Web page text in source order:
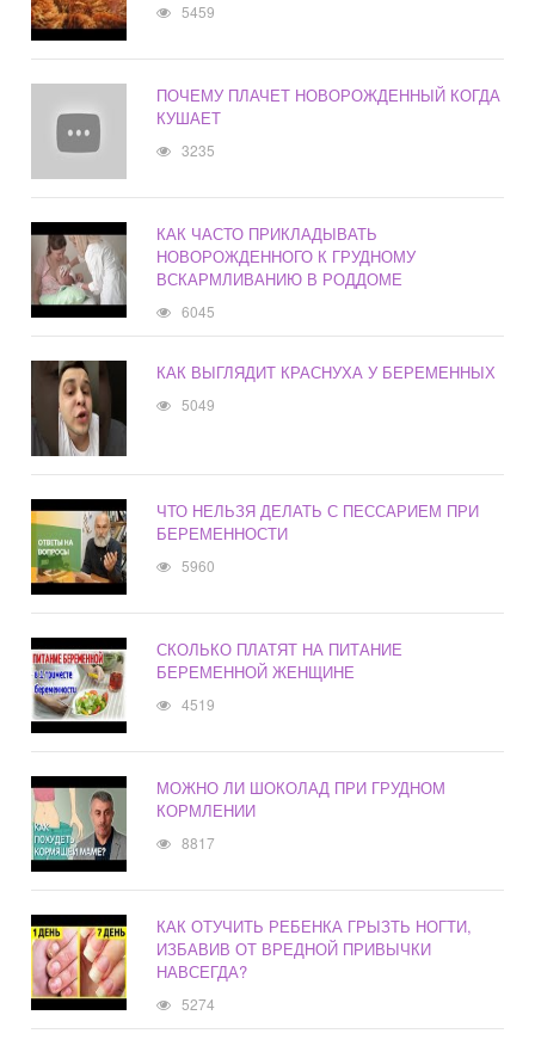
5459
ПОЧЕМУ ПЛАЧЕТ НОВОРОЖДЕННЫЙ КОГДА
КУШАЕТ
3235
КАК ЧАСТО ПРИКЛАДЫВАТЬ
НОВОРОЖДЕННОГО К ГРУДНОМУ
ВСКАРМЛИВАНИЮ В РОДДОМЕ
6045
КАК ВЫГЛЯДИТ КРАСНУХА У БЕРЕМЕННЫХ
5049
ЧТО НЕЛЬЗЯ ДЕЛАТЬ С ПЕССАРИЕМ ПРИ
БЕРЕМЕННОСТИ
5960
СКОЛЬКО ПЛАТЯТ НА ПИТАНИЕ
БЕРЕМЕННОЙ ЖЕНЩИНЕ
4519
МОЖНО ЛИ ШОКОЛАД ПРИ ГРУДНОМ
КОРМЛЕНИИ
8817
КАК ОТУЧИТЬ РЕБЕНКА ГРЫЗТЬ НОГТИ,
ИЗБАВИВ ОТ ВРЕДНОЙ ПРИВЫЧКИ
НАВСЕГДА?
5274